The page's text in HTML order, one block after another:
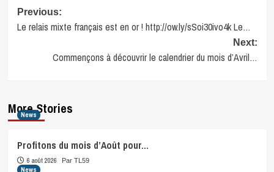
Post
navigation
Previous:
Le relais mixte français est en or ! http://ow.ly/sSoi30ivo4k Le…
Next:
Commençons à découvrir le calendrier du mois d’Avril…
More Stories
News
Profitons du mois d’Août pour…
6 août 2026 Par TL59
News